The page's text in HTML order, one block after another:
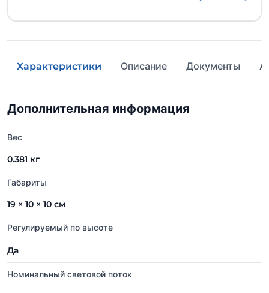
Характеристики Описание Документы
Дополнительная информация
Вес
0.381 кг
Габариты
19 × 10 × 10 см
Регулируемый по высоте
Да
Номинальный световой поток